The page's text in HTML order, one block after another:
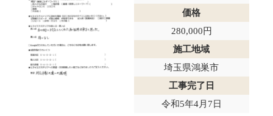
価格
280,000円
施工地域
埼玉県鴻巣市
工事完了日
令和5年4月7日